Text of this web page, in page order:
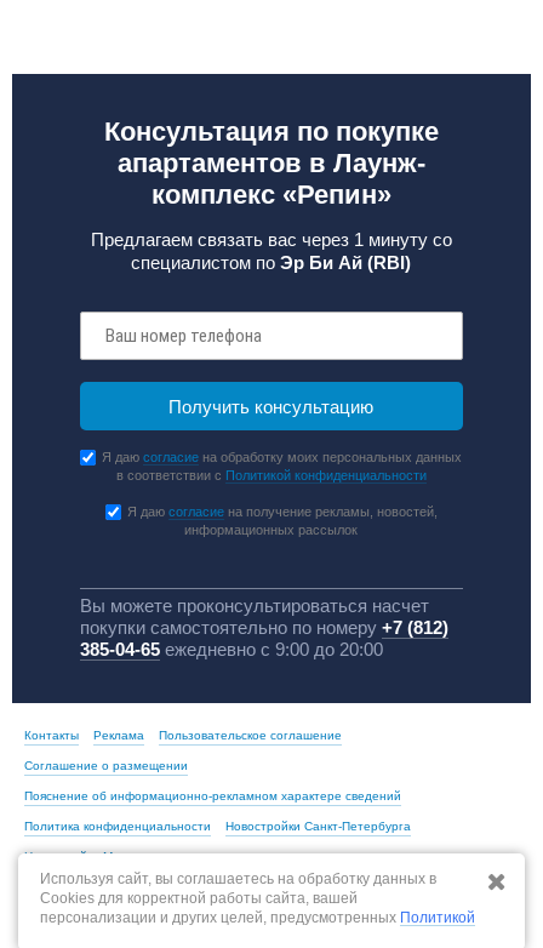
Консультация по покупке
апартаментов в Лаунж-
комплекс «Репин»
Предлагаем связать вас через 1 минуту со
специалистом поЭр Би Ай (RBI)
Я даюсогласие на обработку моих персональных данных
в соответствии с Политикой конфиденциальности
Я даю согласиена получение рекламы, новостей,
информационных рассылок
Вы можете проконсультироваться насчет
покупки самостоятельно по номеру +7 (812)
385-04-65ежедневно с 9:00 до 20:00
Контакты Реклама Пользовательское соглашение
Соглашение о размещении
Пояснение об информационно-рекламном характере сведений
Политика конфиденциальности Новостройки Санкт-Петербурга
Новостройки Москвы
По всем вопросам, связанным с актуальностью информации на портале,
Используя сайт, вы соглашаетесь на обработку данных в
Cookies для корректной работы сайта, вашей
персонализации и других целей, предусмотренных Политикой